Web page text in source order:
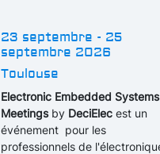
23 septembre - 25
septembre 2026
Toulouse
Electronic Embedded Systems
Meetingsby DeciElec est un
événement pour les
professionnels de